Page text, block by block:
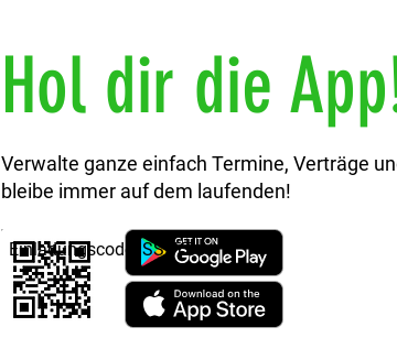
Hol dir die
Verwalte ganze einfach Termine, Verträge
bleibe immer auf dem laufenden!
Einladungscode: SS5YBJ